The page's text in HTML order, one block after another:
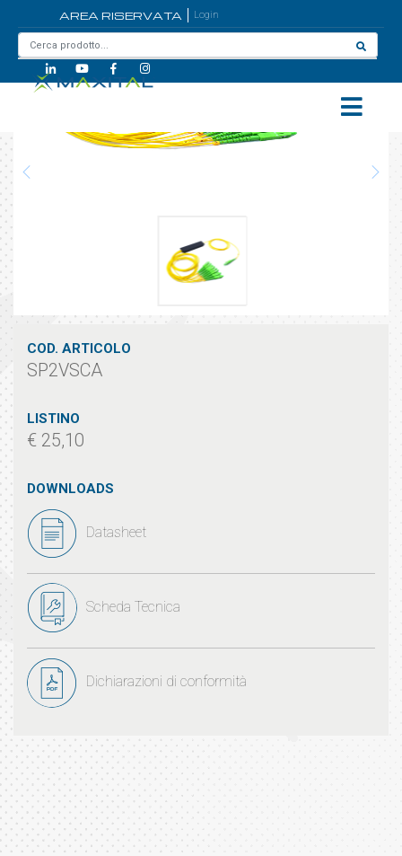
AREA RISERVATA Login
SP2VSCA
COD. ARTICOLO
SP2VSCA
LISTINO
€ 25,10
DOWNLOADS
Datasheet
Scheda Tecnica
Dichiarazioni di conformità